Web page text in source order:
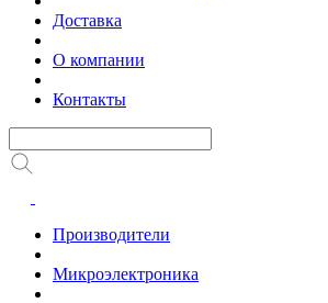
Доставка
О компании
Контакты
Производители
Микроэлектроника